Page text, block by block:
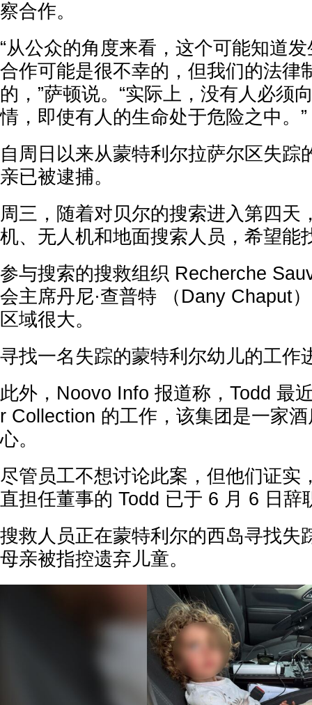
察合作。
“从公众的角度来看，这个可能知道
合作可能是很不幸的，但我们的法律
的，”萨顿说。“实际上，没有人必须
情，即使有人的生命处于危险之中。”
自周日以来从蒙特利尔拉萨尔区失踪
亲已被逮捕。
周三，随着对贝尔的搜索进入第四天
机、无人机和地面搜索人员，希望能
参与搜索的搜救组织 Recherche
会主席丹尼·查普特 （Dany Chaput
区域很大。
寻找一名失踪的蒙特利尔幼儿的工作
此外，Noovo Info 报道称，Todd 最
r Collection 的工作，该集团是一家
心。
尽管员工不想讨论此案，但他们证实
直担任董事的 Todd 已于 6 月 6 日辞
搜救人员正在蒙特利尔的西岛寻找失
母亲被指控遗弃儿童。